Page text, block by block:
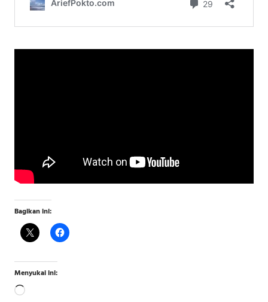
Bagikan ini:
Menyukai ini:
Memuat...